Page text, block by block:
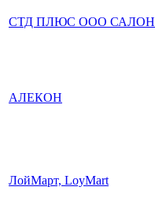
СТД ПЛЮС ООО САЛОН
АЛЕКОН
ЛойМарт, LoyMart